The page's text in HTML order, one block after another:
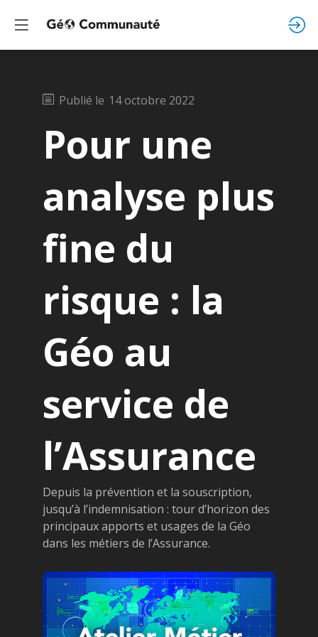
Publié le 14 octobre 2022
Pour une
analyse plus
fine du
risque : la
Géo au
service de
l’Assurance
Depuis la prévention et la souscription,
jusqu’à l’indemnisation : tour d’horizon des
principaux apports et usages de la Géo
dans les métiers de l’Assurance.